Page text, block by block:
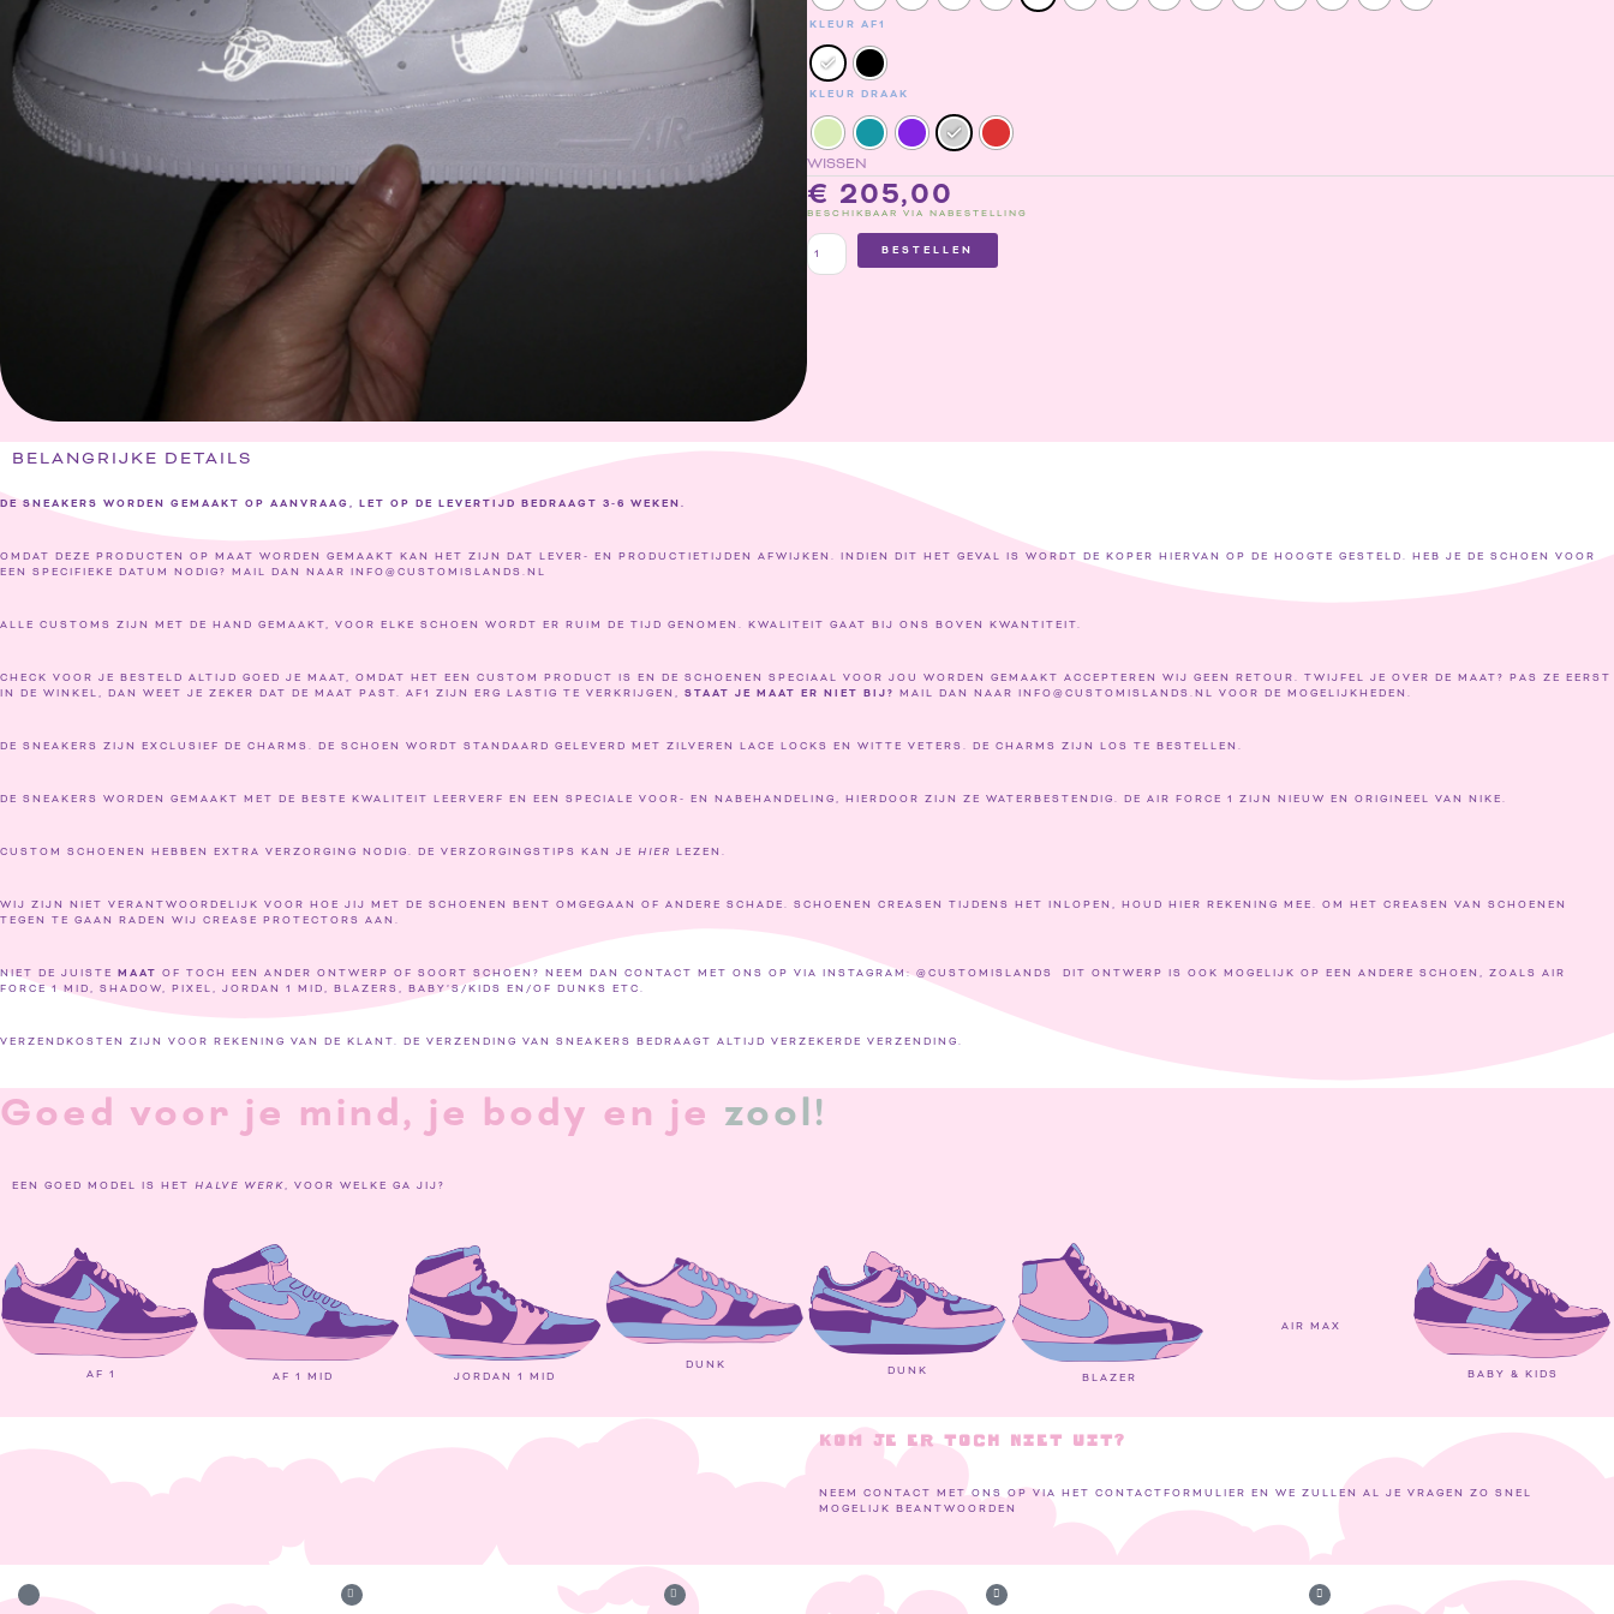
KLEUR AF1
KLEUR DRAAK
WISSEN
€ 205,00
BESCHIKBAAR VIA NABESTELLING
BESTELLEN
BELANGRIJKE DETAILS
DE SNEAKERS WORDEN GEMAAKT OP AANVRAAG, LET OP DE LEVERTIJD BEDRAAGT 3-6 WEKEN.
OMDAT DEZE PRODUCTEN OP MAAT WORDEN GEMAAKT KAN HET ZIJN DAT LEVER- EN PRODUCTIETIJDEN AFWIJKEN. INDIEN DIT HET GEVAL IS WORDT DE KOPER HIERVAN OP DE HOOGTE GESTELD. HEB JE DE SCHOEN VOOR
EEN SPECIFIEKE DATUM NODIG? MAIL DAN NAAR INFO@CUSTOMISLANDS.NL
ALLE CUSTOMS ZIJN MET DE HAND GEMAAKT, VOOR ELKE SCHOEN WORDT ER RUIM DE TIJD GENOMEN. KWALITEIT GAAT BIJ ONS BOVEN KWANTITEIT.
CHECK VOOR JE BESTELD ALTIJD GOED JE MAAT, OMDAT HET EEN CUSTOM PRODUCT IS EN DE SCHOENEN SPECIAAL VOOR JOU WORDEN GEMAAKT ACCEPTEREN WIJ GEEN RETOUR. TWIJFEL JE OVER DE MAAT? PAS ZE EERST
IN DE WINKEL, DAN WEET JE ZEKER DAT DE MAAT PAST. AF1 ZIJN ERG LASTIG TE VERKRIJGEN, STAAT JE MAAT ER NIET BIJ? MAIL DAN NAAR INFO@CUSTOMISLANDS.NL VOOR DE MOGELIJKHEDEN.
DE SNEAKERS ZIJN EXCLUSIEF DE CHARMS. DE SCHOEN WORDT STANDAARD GELEVERD MET ZILVEREN LACE LOCKS EN WITTE VETERS. DE CHARMS ZIJN LOS TE BESTELLEN.
DE SNEAKERS WORDEN GEMAAKT MET DE BESTE KWALITEIT LEERVERF EN EEN SPECIALE VOOR- EN NABEHANDELING, HIERDOOR ZIJN ZE WATERBESTENDIG. DE AIR FORCE 1 ZIJN NIEUW EN ORIGINEEL VAN NIKE.
CUSTOM SCHOENEN HEBBEN EXTRA VERZORGING NODIG. DE VERZORGINGSTIPS KAN JE HIER LEZEN.
WIJ ZIJN NIET VERANTWOORDELIJK VOOR HOE JIJ MET DE SCHOENEN BENT OMGEGAAN OF ANDERE SCHADE. SCHOENEN CREASEN TIJDENS HET INLOPEN, HOUD HIER REKENING MEE. OM HET CREASEN VAN SCHOENEN
TEGEN TE GAAN RADEN WIJ CREASE PROTECTORS AAN.
NIET DE JUISTE MAAT OF TOCH EEN ANDER ONTWERP OF SOORT SCHOEN? NEEM DAN CONTACT MET ONS OP VIA INSTAGRAM: @CUSTOMISLANDS DIT ONTWERP IS OOK MOGELIJK OP EEN ANDERE SCHOEN, ZOALS AIR
FORCE 1 MID, SHADOW, PIXEL, JORDAN 1 MID, BLAZERS, BABY’S/KIDS EN/OF DUNKS ETC.
VERZENDKOSTEN ZIJN VOOR REKENING VAN DE KLANT. DE VERZENDING VAN SNEAKERS BEDRAAGT ALTIJD VERZEKERDE VERZENDING.
Goed voor je mind, je body en je zool!
EEN GOED MODEL IS HET HALVE WERK, VOOR WELKE GA JIJ?
AF 1 AF 1 MID JORDAN 1 MID
DUNK
DUNK
BLAZER
AIR MAX
BABY & KIDS
KOM JE ER TOCH NIET UIT?
NEEM CONTACT MET ONS OP VIA HET CONTACTFORMULIER EN WE ZULLEN AL JE VRAGEN ZO SNEL
MOGELIJK BEANTWOORDEN